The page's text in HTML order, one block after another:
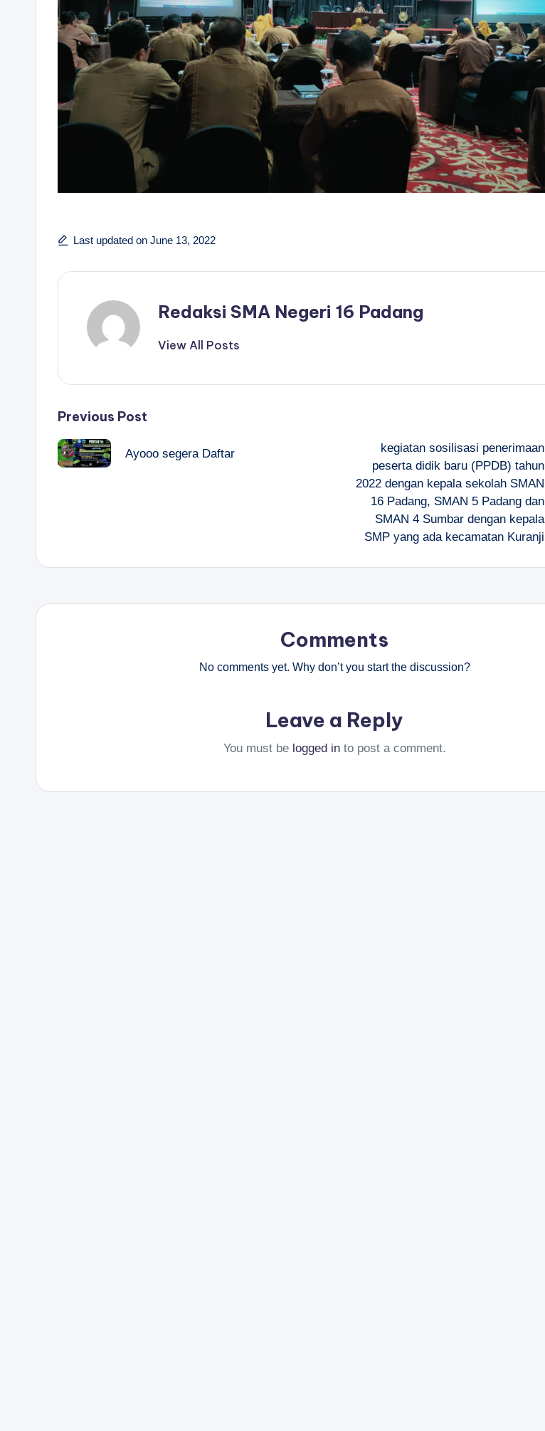
Last updated on June 13, 2022
Redaksi SMA Negeri 16 Padang
View All Posts
Post
navigation
Previous Post
Ayooo segera Daftar
kegiatan sosilisasi penerimaan
peserta didik baru (PPDB) tahun
2022 dengan kepala sekolah SMAN
16 Padang, SMAN 5 Padang dan
SMAN 4 Sumbar dengan kepala
SMP yang ada kecamatan Kuranji
Comments
No comments yet. Why don’t you start the discussion?
Leave a Reply
You must be logged into post a comment.